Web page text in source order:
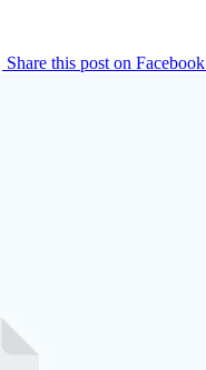
Share this post on Facebook